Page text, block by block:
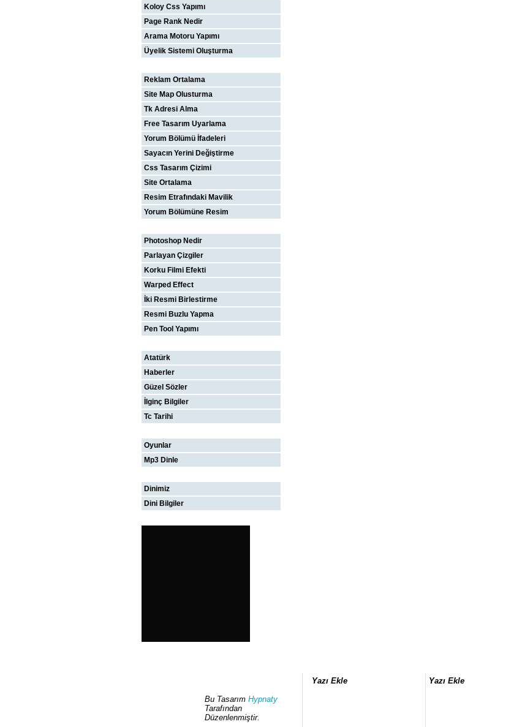
Koloy Css Yapımı
Page Rank Nedir
Arama Motoru Yapımı
Üyelik Sistemi Oluşturma
Reklam Ortalama
Site Map Olusturma
Tk Adresi Alma
Free Tasarım Uyarlama
Yorum Bölümü İfadeleri
Sayacın Yerini Değiştirme
Css Tasarım Çizimi
Site Ortalama
Resim Etrafındaki Mavilik
Yorum Bölümüne Resim
Photoshop Nedir
Parlayan Çizgiler
Korku Filmi Efekti
Warped Effect
İki Resmi Birlestirme
Resmi Buzlu Yapma
Pen Tool Yapımı
Atatürk
Haberler
Güzel Sözler
İlginç Bilgiler
Tc Tarihi
Oyunlar
Mp3 Dinle
Dinimiz
Dini Bilgiler
Bu Tasarım Hypnaty
Tarafından
Düzenlenmiştir.
Yazı Ekle Yazı Ekle